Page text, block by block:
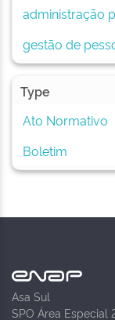
administração
gestão de
Type
Ato Normativo
Boletim
Asa Sul
SPO Área Especial